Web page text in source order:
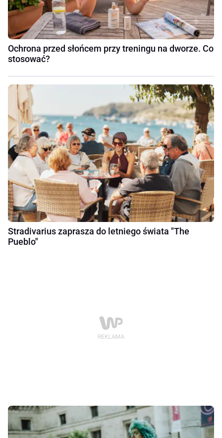
Ochrona przed słońcem przy treningu na dworze. Co
stosować?
Stradivarius zaprasza do letniego świata "The
Pueblo"